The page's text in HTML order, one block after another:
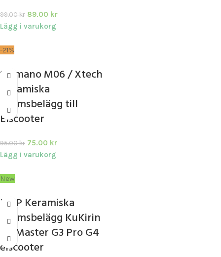
99.00kr 89.00 kr
Lägg i varukorg
-21%
Shimano M06 / Xtech
Keramiska
Bromsbelägg till
Elscooter
95.00kr 75.00 kr
Lägg i varukorg
New
ULIP Keramiska
bromsbelägg KuKirin
G2 Master G3 Pro G4
elscooter